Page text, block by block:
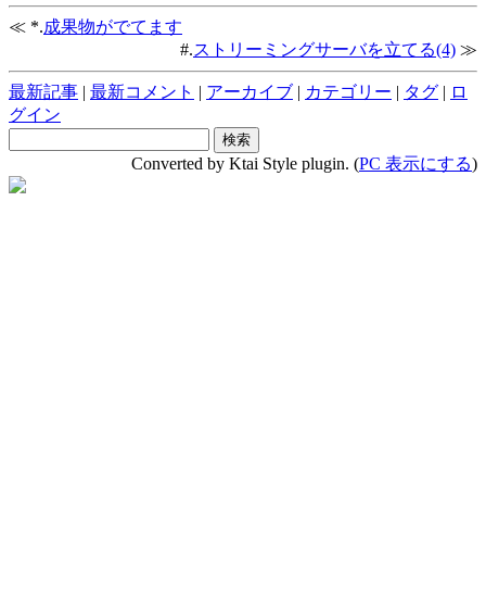
≪ *.成果物がでてます
#.ストリーミングサーバを立てる(4) ≫
最新記事 | 最新コメント | アーカイブ | カテゴリー | タグ | ロ
グイン
Converted by Ktai Style plugin. (PC 表示にする)